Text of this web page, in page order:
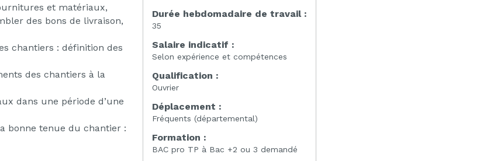
et matériaux,
des bons de livraison,
chantiers : définition des
des chantiers à la
dans une période d’une
bonne tenue du chantier :
Durée hebdomadaire de travail :
35
Salaire indicatif :
Selon expérience et compétences
Qualification :
Ouvrier
Déplacement :
Fréquents (départemental)
Formation :
BAC pro TP à Bac +2 ou 3 demandé